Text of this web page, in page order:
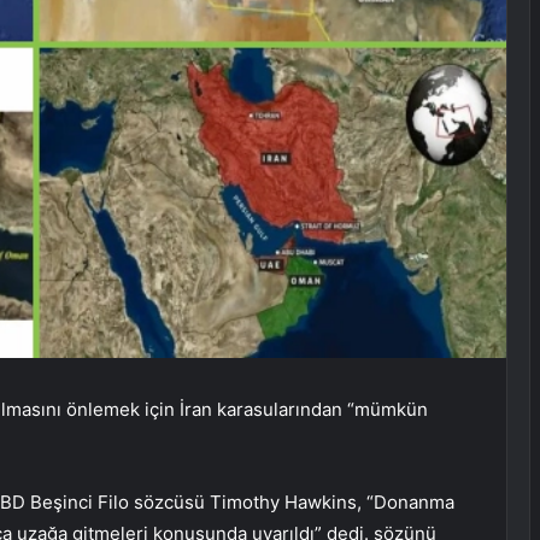
önlemek için İran karasularından “mümkün
Beşinci Filo sözcüsü Timothy Hawkins, “Donanma
gitmeleri konusunda uyarıldı” dedi. sözünü